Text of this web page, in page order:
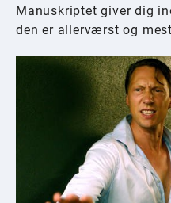
Manuskriptet giver dig
den er allerværst og